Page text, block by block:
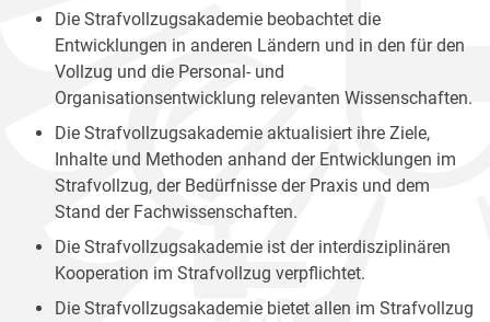
Die Strafvollzugsakademie beobachtet die
Entwicklungen in anderen Ländern und in den für den
Vollzug und die Personal- und
Organisationsentwicklung relevanten Wissenschaften.
Die Strafvollzugsakademie aktualisiert ihre Ziele,
Inhalte und Methoden anhand der Entwicklungen im
Strafvollzug, der Bedürfnisse der Praxis und dem
Stand der Fachwissenschaften.
Die Strafvollzugsakademie ist der interdisziplinären
Kooperation im Strafvollzug verpflichtet.
Die Strafvollzugsakademie bietet allen im Strafvollzug